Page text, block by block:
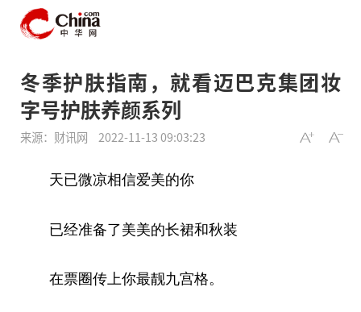
冬季护肤指南，就看迈巴克集团妆
字号护肤养颜系列
来源：财讯网 2022-11-13 09:03:23
天已微凉相信爱美的你
已经准备了美美的长裙和秋装
在票圈传上你最靓九宫格。